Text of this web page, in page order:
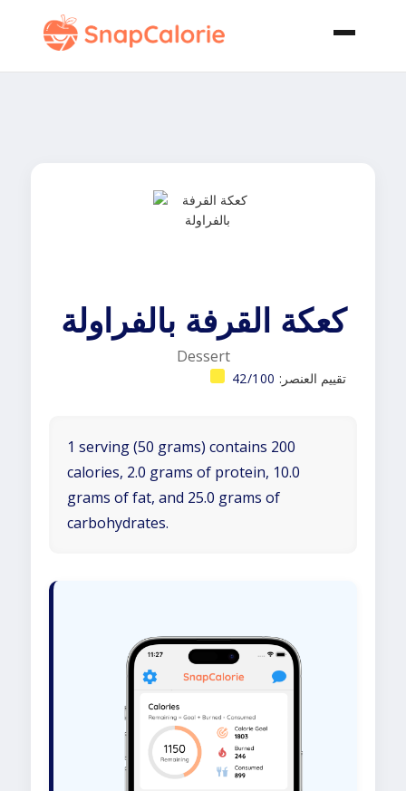
كعكة القرفة بالفراولة
Dessert
تقييم العنصر: 42/100
1 serving (50 grams) contains 200
calories, 2.0 grams of protein, 10.0
grams of fat, and 25.0 grams of
carbohydrates.